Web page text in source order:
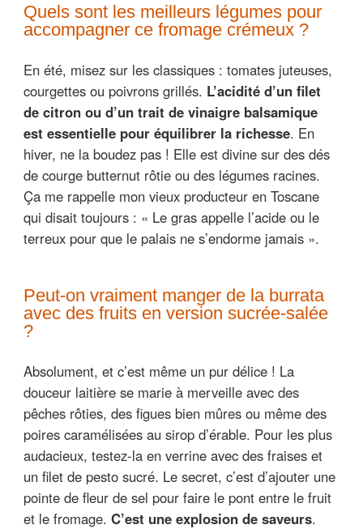
Quels sont les meilleurs légumes pour
accompagner ce fromage crémeux ?
En été, misez sur les classiques : tomates juteuses,
courgettes ou poivrons grillés. L’acidité d’un filet
de citron ou d’un trait de vinaigre balsamique
est essentielle pour équilibrer la richesse. En
hiver, ne la boudez pas ! Elle est divine sur des dés
de courge butternut rôtie ou des légumes racines.
Ça me rappelle mon vieux producteur en Toscane
qui disait toujours : « Le gras appelle l’acide ou le
terreux pour que le palais ne s’endorme jamais ».
Peut-on vraiment manger de la burrata
avec des fruits en version sucrée-salée
?
Absolument, et c’est même un pur délice ! La
douceur laitière se marie à merveille avec des
pêches rôties, des figues bien mûres ou même des
poires caramélisées au sirop d’érable. Pour les plus
audacieux, testez-la en verrine avec des fraises et
un filet de pesto sucré. Le secret, c’est d’ajouter une
pointe de fleur de sel pour faire le pont entre le fruit
et le fromage. C’est une explosion de saveurs.